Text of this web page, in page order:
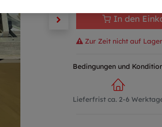
In den
Zur Zeit nicht auf Lager
Bedingungen und
Lieferfrist ca. 2-6